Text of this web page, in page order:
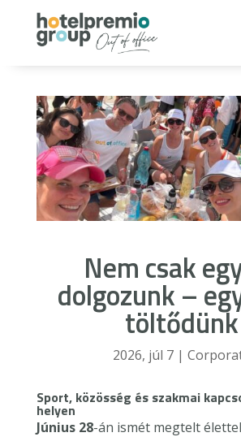
Nem csak
dolgozunk –
töltődünk
2026, júl 7|
Sport, közösség és szakmai
helyen
Június 28-án ismét megtelt